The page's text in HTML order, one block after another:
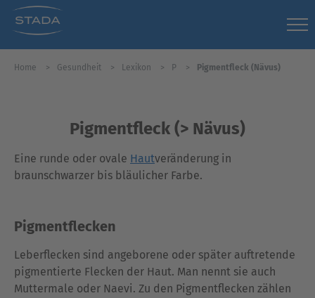
Home Gesundheit Lexikon P Pigmentfleck (Nävus)
Pigmentfleck (> Nävus)
Eine runde oder ovale Hautveränderung in
braunschwarzer bis bläulicher Farbe.
Pigmentflecken
Leberflecken sind angeborene oder später auftretende
pigmentierte Flecken der Haut. Man nennt sie auch
Muttermale oder Naevi. Zu den Pigmentflecken zählen